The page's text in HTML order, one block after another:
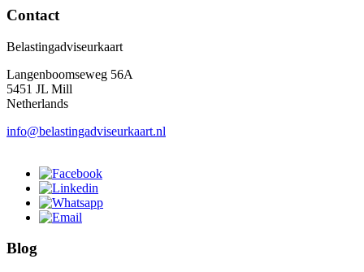
Contact
Belastingadviseurkaart
Langenboomseweg 56A
5451 JL Mill
Netherlands
info@belastingadviseurkaart.nl
Blog